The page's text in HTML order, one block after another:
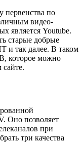
первенства по
видео-
является Youtube.
старые добрые
и так далее. В таком
которое можно
Оно позволяет
при
три качества